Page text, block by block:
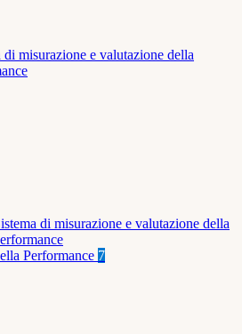
di misurazione e valutazione della
di misurazione e valutazione della
Performance 7